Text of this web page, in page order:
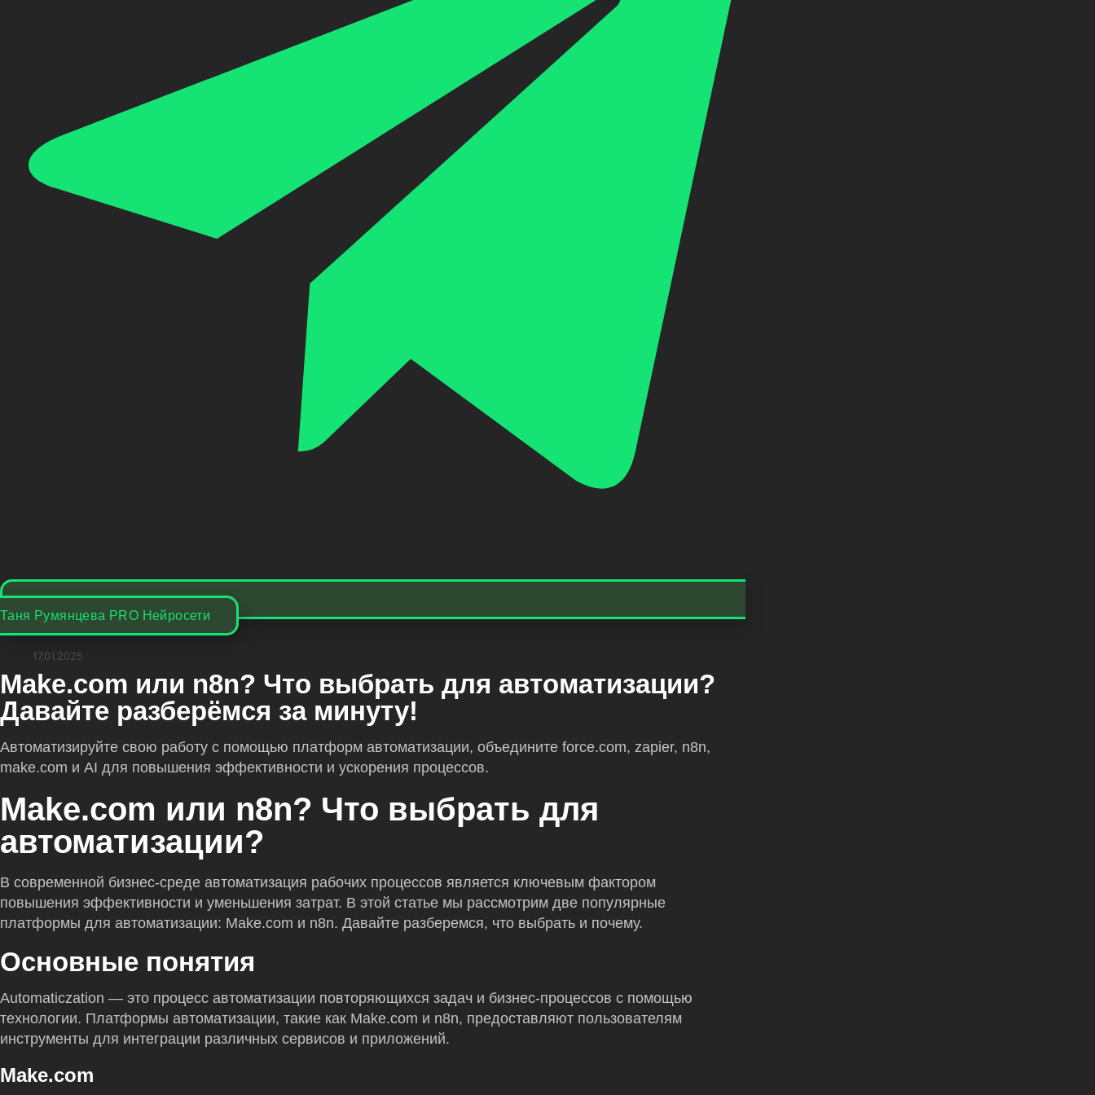
Таня Румянцева PRO Нейросети
17.01.2025
Make.com или n8n? Что выбрать для автоматизации?
Давайте разберёмся за минуту!
Автоматизируйте свою работу с помощью платформ автоматизации, объедините force.com, zapier, n8n,
make.com и AI для повышения эффективности и ускорения процессов.
Make.com или n8n? Что выбрать для
автоматизации?
В современной бизнес-среде автоматизация рабочих процессов является ключевым фактором
повышения эффективности и уменьшения затрат. В этой статье мы рассмотрим две популярные
платформы для автоматизации: Make.com и n8n. Давайте разберемся, что выбрать и почему.
Основные понятия
Automaticzation — это процесс автоматизации повторяющихся задач и бизнес-процессов с помощью
технологии. Платформы автоматизации, такие как Make.com и n8n, предоставляют пользователям
инструменты для интеграции различных сервисов и приложений.
Make.com